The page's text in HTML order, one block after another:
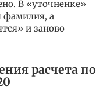
В «уточненке»
фамилия, а
и заново
расчета по